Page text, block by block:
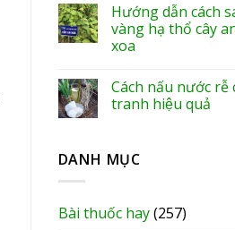
Hướng dẫn cách
vàng hạ thổ cây
xoa
Cách nấu nước rễ
tranh hiệu quả
DANH MỤC
Bài thuốc hay(257)